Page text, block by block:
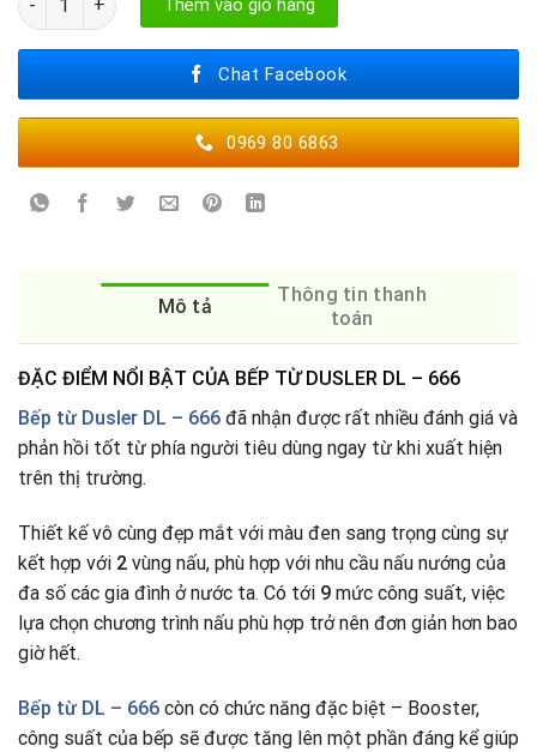
Thêm vào giỏ hàng
Chat Facebook
0969 80 6863
Mô tả
Thông tin thanh
toán
ĐẶC ĐIỂM NỔI BẬT CỦA BẾP TỪ DUSLER DL – 666
Bếp từ Dusler DL – 666 đã nhận được rất nhiều đánh giá và
phản hồi tốt từ phía người tiêu dùng ngay từ khi xuất hiện
trên thị trường.
Thiết kế vô cùng đẹp mắt với màu đen sang trọng cùng sự
kết hợp với 2 vùng nấu, phù hợp với nhu cầu nấu nướng của
đa số các gia đình ở nước ta. Có tới 9 mức công suất, việc
lựa chọn chương trình nấu phù hợp trở nên đơn giản hơn bao
giờ hết.
Bếp từ DL – 666 còn có chức năng đặc biệt – Booster,
công suất của bếp sẽ được tăng lên một phần đáng kể giúp